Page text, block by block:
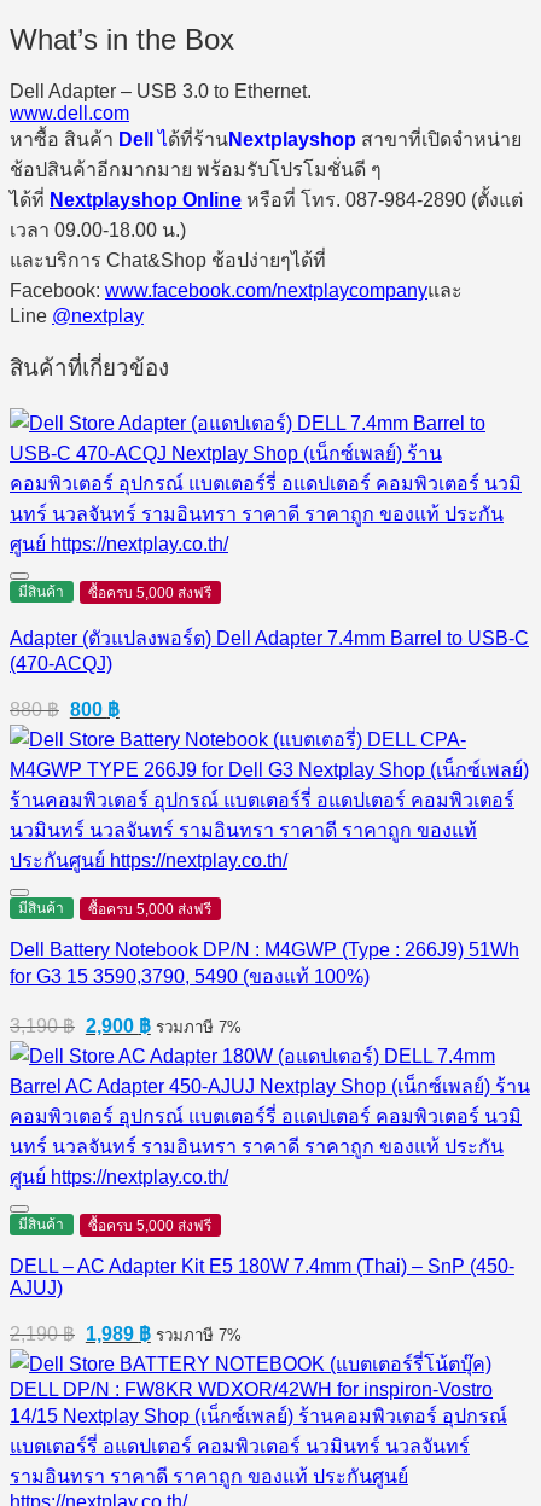
What’s in the Box
Dell Adapter – USB 3.0 to Ethernet.
www.dell.com
หาซื้อ สินค้า Dell ได้ที่ร้านNextplayshop สาขาที่เปิดจำหน่าย
ช้อปสินค้าอีกมากมาย พร้อมรับโปรโมชั่นดี ๆ
ได้ที่ Nextplayshop Online หรือที่ โทร. 087-984-2890 (ตั้งแต่
เวลา 09.00-18.00 น.)
และบริการ Chat&Shop ช้อปง่ายๆได้ที่
Facebook: www.facebook.com/nextplaycompanyและ
Line @nextplay
สินค้าที่เกี่ยวข้อง
มีสินค้า ซื้อครบ 5,000 ส่งฟรี
Adapter (ตัวแปลงพอร์ต) Dell Adapter 7.4mm Barrel to USB-C
(470-ACQJ)
880฿ Original
price
was:
880 ฿.
800 ฿Current
price
is:
800 ฿.
มีสินค้า ซื้อครบ 5,000 ส่งฟรี
Dell Battery Notebook DP/N : M4GWP (Type : 266J9) 51Wh
for G3 15 3590,3790, 5490 (ของแท้ 100%)
3,190฿ Original
price
was:
3,190 ฿.
2,900 ฿Current
price
is:
2,900 ฿.
รวมภาษี 7%
มีสินค้า ซื้อครบ 5,000 ส่งฟรี
DELL – AC Adapter Kit E5 180W 7.4mm (Thai) – SnP (450-
AJUJ)
2,190฿ Original
price
was:
2,190 ฿.
1,989 ฿Current
price
is:
1,989 ฿.
รวมภาษี 7%